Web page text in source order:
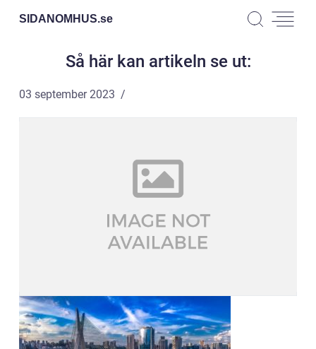
SIDANOMHUS.se
Så här kan artikeln se ut:
03 september 2023